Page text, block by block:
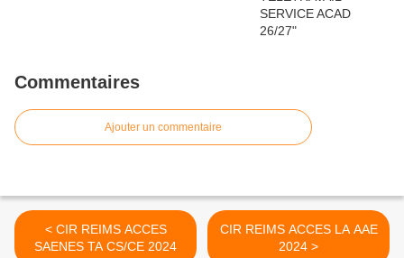
Commentaires
Ajouter un commentaire
< CIR REIMS ACCES
SAENES TA CS/CE 2024
CIR REIMS ACCES LA AAE
2024 >